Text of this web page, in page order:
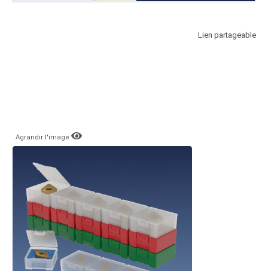
Lien partageable
Agrandir l'image